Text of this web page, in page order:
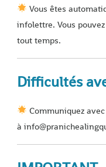
Vous êtes
infolettre. Vous
tout temps.
Difficultés
Communiquez
à